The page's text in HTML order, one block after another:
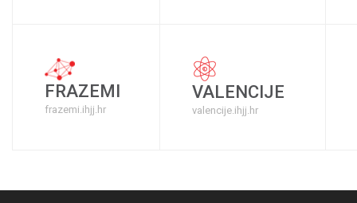
FRAZEMI
frazemi.ihjj.hr
VALENCIJE
valencije.ihjj.hr